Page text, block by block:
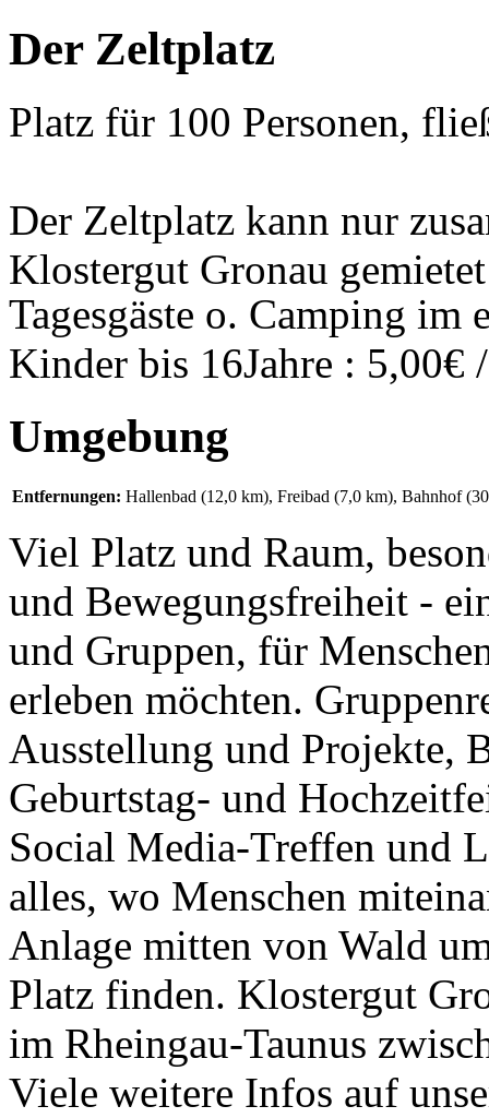
Der Zeltplatz
Platz für 100 Personen,
Der Zeltplatz kann nur
Klostergut Gronau
Tagesgäste o. Camping im
Kinder bis 16Jahre : 5,00€
Umgebung
Entfernungen: Hallenbad (12,0 km), Freibad (7,0 km), Bahnhof
Viel Platz und Raum,
und Bewegungsfreiheit -
und Gruppen, für
erleben möchten.
Ausstellung und Projekte,
Geburtstag- und
Social Media-Treffen und
alles, wo Menschen
Anlage mitten von Wald
Platz finden. Klostergut
im Rheingau-Taunus
Viele weitere Infos auf